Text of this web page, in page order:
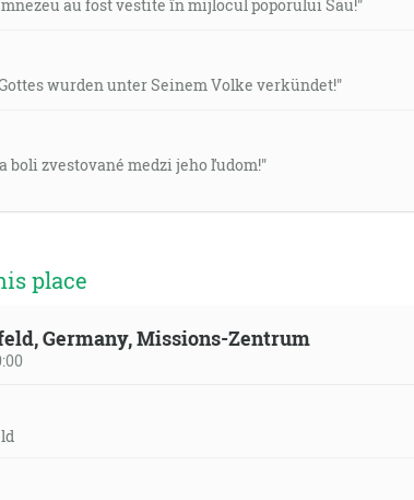
au fost vestite în mijlocul poporului Său!"
wurden unter Seinem Volke verkündet!"
boli zvestované medzi jeho ľudom!"
place
Germany, Missions-Zentrum